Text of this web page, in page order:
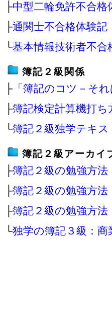
├中型二輪免許不合格
├通関士不合格体験記
└基本情報技術者不合
簿記２級関係
├ 「簿記のコツ－それ
├簿記検定計算機打ち
└簿記２級独学テキス
簿記２級アーカイ
├簿記２級の勉強方法
├簿記２級の勉強方法
├簿記２級の勉強方法
└独学の簿記３級：商